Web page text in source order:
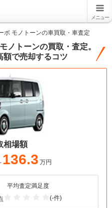
メニュー
ボ モノトーンの車買取・車査定
ノトーンの買取・査定。
額で売却するコツ
相場額
136.3 万円
平均査定満足度
(-件)